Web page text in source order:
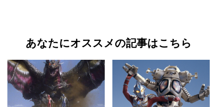
あなたにオススメの記事はこちら